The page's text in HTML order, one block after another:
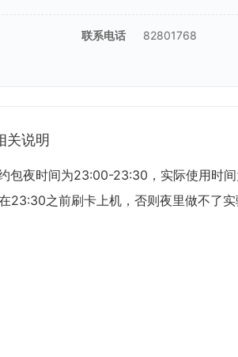
联系电话 82801768
关说明
包夜时间为23:00-23:30，实际使用时
23:30之前刷卡上机，否则夜里做不了实